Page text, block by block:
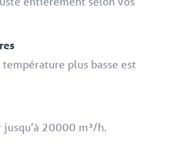
température plus basse est
20000 m³/h.